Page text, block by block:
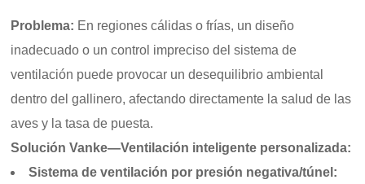
Problema: En regiones cálidas o frías, un diseño
inadecuado o un control impreciso del sistema de
ventilación puede provocar un desequilibrio ambiental
dentro del gallinero, afectando directamente la salud de las
aves y la tasa de puesta.
Solución Vanke—Ventilación inteligente personalizada:
Sistema de ventilación por presión negativa/túnel: